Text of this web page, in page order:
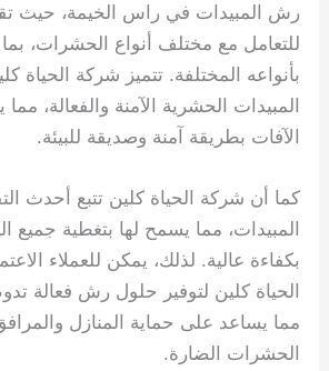
رش المبيدات في راس الخيمة، حيث
للتعامل مع مختلف أنواع الحشرات،
بأنواعه المختلفة. تتميز شركة الحياة
المبيدات الحشرية الآمنة والفعالة،
الآفات بطريقة آمنة وصديقة للبيئة.
كما أن شركة الحياة كلين تتبع أحدث
المبيدات، مما يسمح لها بتغطية جميع
بكفاءة عالية. لذلك، يمكن للعملاء
الحياة كلين لتوفير حلول رش فعالة
مما يساعد على حماية المنازل
الحشرات الضارة.